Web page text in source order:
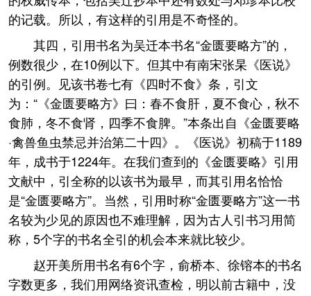
的记载。所以，有这样的引用是不奇怪的。
其四，引用书名为吴迁本书名“金匮要略方”的，
例数很少，在10例以下。但其中有南宋张杲《医说》
的引例。见该书卷七有《四时不食》条，引文
为：“《金匮要略方》曰：春不食肝，夏不食心，秋不
食肺，冬不食肾，四季不食脾。”本条出自《金匮要略
·禽兽鱼虫禁忌并治第二十四》。《医说》初稿于1189
年，成书于1224年。在我们查到的《金匮要略》引用
文献中，引全称的以该书为最早，而其引用名恰恰
是“金匮要略方”。当然，引用时称“金匮要略方”这一书
名较为少见的原因也不难理解，因为古人引书习用简
称，5个字的书名全引的机会本来就比较少。
赵开美所用书名有6个字，俞桥本、徐镕本的书名
字数更多，我们用网络资讯查检，明以前古籍中，没